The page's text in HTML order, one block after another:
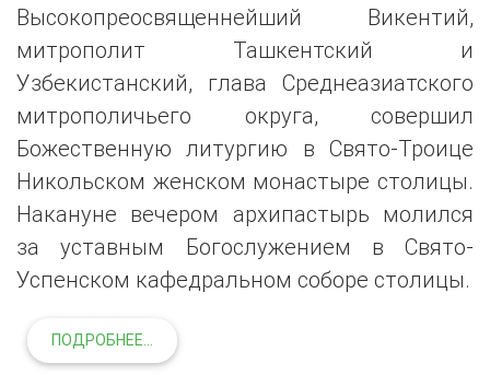
Высокопреосвященнейший Викентий,
митрополит Ташкентский и
Узбекистанский, глава Среднеазиатского
митрополичьего округа, совершил
Божественную литургию в Свято-Троице
Никольском женском монастыре столицы.
Накануне вечером архипастырь молился
за уставным Богослужением в Свято-
Успенском кафедральном соборе столицы.
ПОДРОБНЕЕ...